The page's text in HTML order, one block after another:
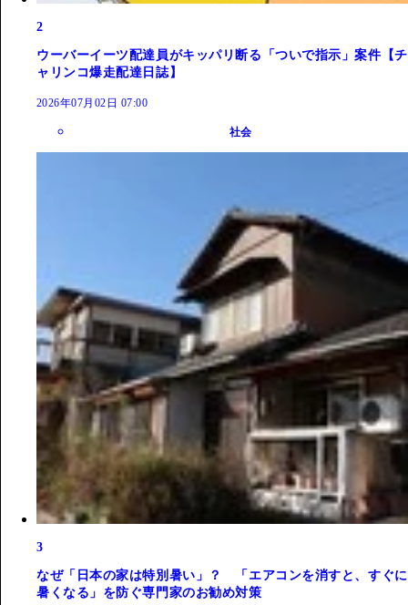
2
ウーバーイーツ配達員がキッパリ断る「ついで指示」案件【チ
ャリンコ爆走配達日誌】
2026年07月02日 07:00
社会
3
なぜ「日本の家は特別暑い」？ 「エアコンを消すと、すぐに
暑くなる」を防ぐ専門家のお勧め対策